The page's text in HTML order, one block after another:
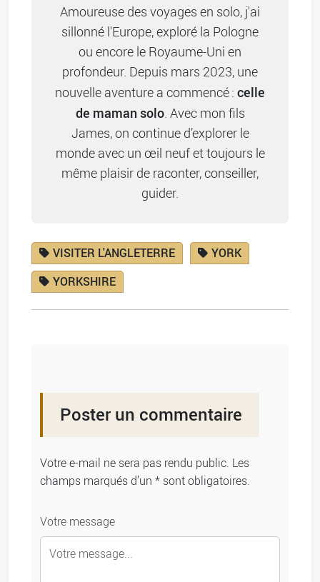
Amoureuse des voyages en solo, j'ai
sillonné l'Europe, exploré la Pologne
ou encore le Royaume-Uni en
profondeur. Depuis mars 2023, une
nouvelle aventure a commencé : celle
de maman solo. Avec mon fils
James, on continue d’explorer le
monde avec un œil neuf et toujours le
même plaisir de raconter, conseiller,
guider.
VISITER L'ANGLETERRE YORK
YORKSHIRE
Poster un commentaire
Votre e-mail ne sera pas rendu public. Les
champs marqués d’un * sont obligatoires.
Votre message